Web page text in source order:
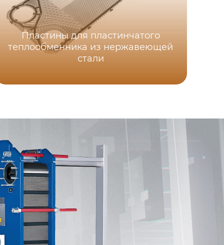
Пластины для пластинчатого
теплообменника из нержавеющей
стали